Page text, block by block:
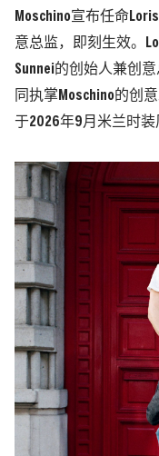
Moschino宣布任命
意总监，即刻生效。
Sunnei的创始人兼创
同执掌Moschino的创
于2026年9月米兰时装